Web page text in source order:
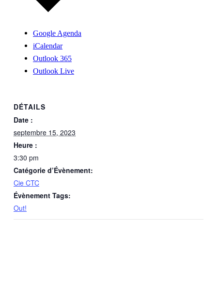
Google Agenda
iCalendar
Outlook 365
Outlook Live
DÉTAILS
Date :
septembre 15, 2023
Heure :
3:30 pm
Catégorie d’Évènement:
Cie CTC
Évènement Tags:
Out!